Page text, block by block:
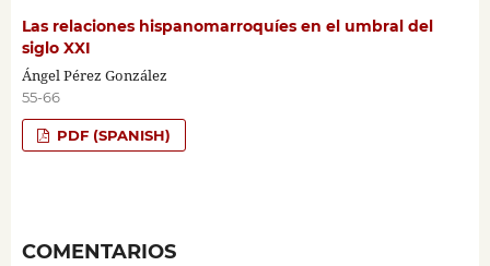
Las relaciones hispanomarroquíes en el umbral del
siglo XXI
Ángel Pérez González
55-66
PDF (SPANISH)
COMENTARIOS